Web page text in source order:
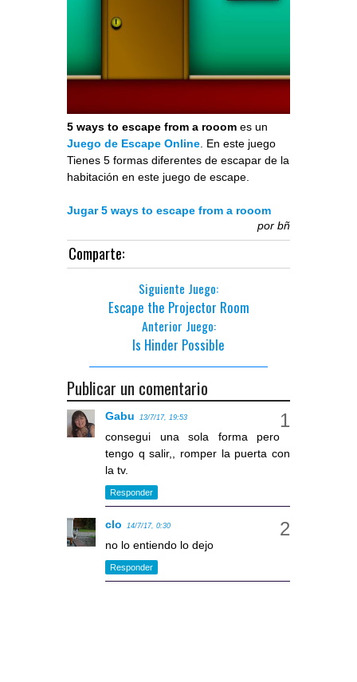
5 ways to escape from a rooom es un
Juego de Escape Online . En este juego
Tienes 5 formas diferentes de escapar de la
habitación en este juego de escape.
Jugar 5 ways to escape from a rooom
por bñ
Comparte:
Siguiente Juego:
Escape the Projector Room
Anterior Juego:
Is Hinder Possible
Publicar un comentario
Gabu 13/7/17, 19:53
consegui una sola forma pero
tengo q salir,, romper la puerta con
la tv.
Responder
clo 14/7/17, 0:30
no lo entiendo lo dejo
Responder